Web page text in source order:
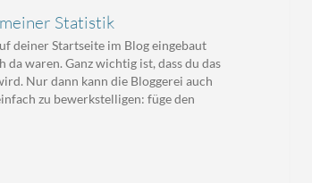
Statistik
deiner Startseite im Blog eingebaut
waren. Ganz wichtig ist, dass du das
Nur dann kann die Bloggerei auch
zu bewerkstelligen: füge den